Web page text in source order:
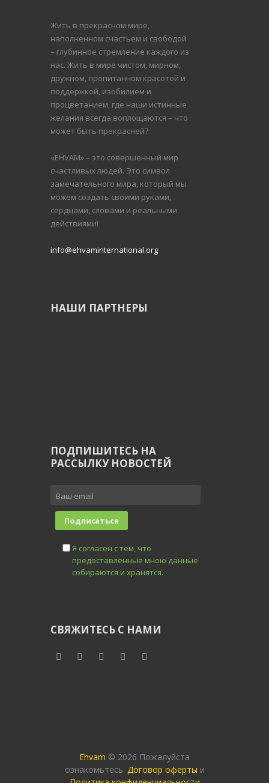
Жить в прекрасном мире,
наполненном счастьем и свободой
– глубинное стремление каждого из
нас. Жить в мире чистом, мирном,
дружном, пропитанном красотой и
поддержкой, изобилием и
процветанием, где наши истинные
желания всегда воплощаются – что
может быть прекрасней?
«EHVAM» – это совершенный мир
счастливых людей. Это символ
замечательного мира, который мы
можем создать своими руками,
сердцами, словами и реальными
действиями!
info@ehvaminternational.org
НАШИ ПАРТНЕРЫ
ПОДПИШИТЕСЬ НА
РАССЫЛКУ НОВОСТЕЙ
Я согласен с тем, что
предоставленные мною данные
собираются и хранятся.
СВЯЖИТЕСЬ С НАМИ
Ehvam © 2026 Пожалуйста
ознакомьтесь. Договор оферты и